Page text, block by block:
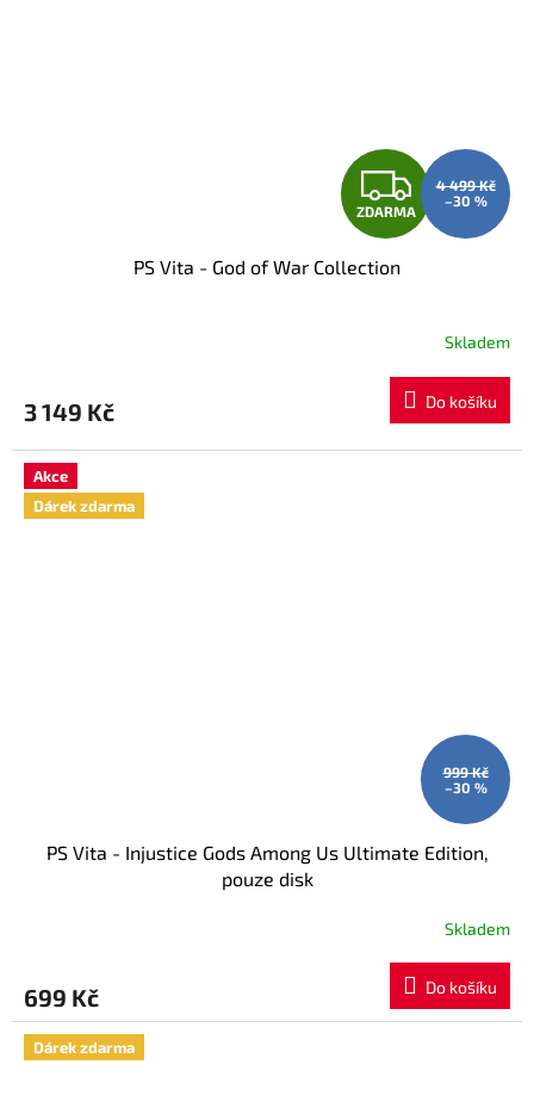
Z
D
M
A
ZDARMA
4 499 Kč
–30 %
PS Vita - God of War Collection
Skladem
3 149 Kč Do košíku
Akce
Dárek zdarma
999 Kč
–30 %
PS Vita - Injustice Gods Among Us Ultimate Edition,
pouze disk
Skladem
699 Kč Do košíku
Dárek zdarma